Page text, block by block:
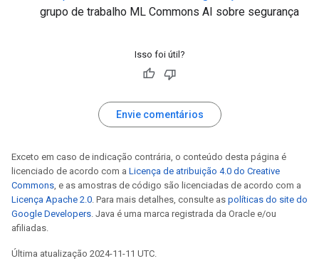
grupo de trabalho ML Commons AI sobre segurança
Isso foi útil?
Envie comentários
Exceto em caso de indicação contrária, o conteúdo desta página é
licenciado de acordo com a Licença de atribuição 4.0 do Creative
Commons, e as amostras de código são licenciadas de acordo com a
Licença Apache 2.0. Para mais detalhes, consulte as políticas do site do
Google Developers. Java é uma marca registrada da Oracle e/ou
afiliadas.
Última atualização 2024-11-11 UTC.